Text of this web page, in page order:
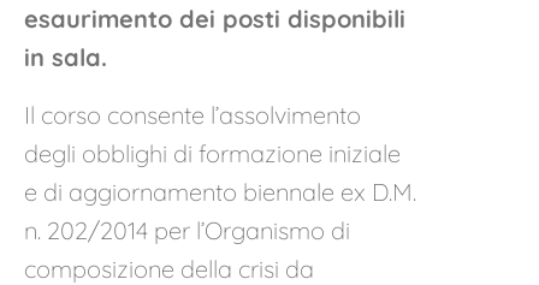
esaurimento dei posti disponibili
in sala.
Il corso consente l’assolvimento
degli obblighi di formazione iniziale
e di aggiornamento biennale ex D.M.
n. 202/2014 per l’Organismo di
composizione della crisi da